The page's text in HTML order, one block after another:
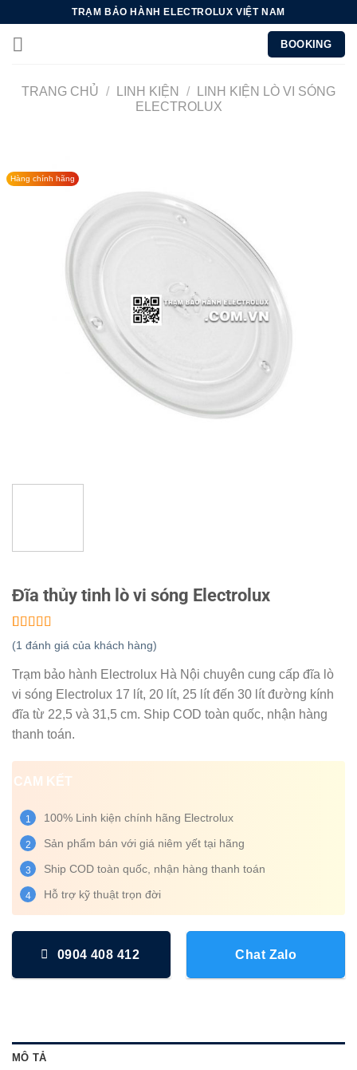
nội
TRẠM BẢO HÀNH ELECTROLUX VIỆT NAM
BOOKING
TRANG CHỦ / LINH KIỆN /
LINH KIỆN LÒ VI SÓNG
ELECTROLUX
Hàng chính hãng
Đĩa thủy tinh lò vi sóng Electrolux
5.00trên 5
dựa trên
1
đánh giá
(1 đánh giá của khách hàng)
Trạm bảo hành Electrolux Hà Nội chuyên cung cấp đĩa lò
vi sóng Electrolux 17 lít, 20 lít, 25 lít đến 30 lít đường kính
đĩa từ 22,5 và 31,5 cm. Ship COD toàn quốc, nhận hàng
thanh toán.
CAM KẾT
1 100% Linh kiện chính hãng Electrolux
2 Sản phẩm bán với giá niêm yết tại hãng
3 Ship COD toàn quốc, nhận hàng thanh toán
4 Hỗ trợ kỹ thuật trọn đời
0904 408 412 Chat Zalo
MÔ TẢ